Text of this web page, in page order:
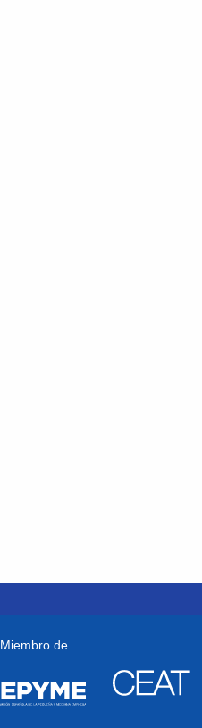
Miembro de